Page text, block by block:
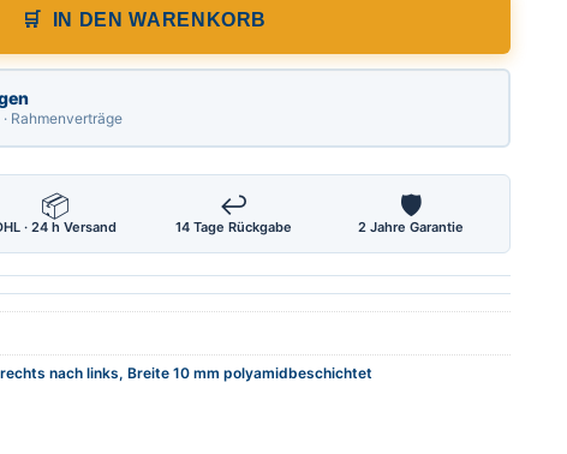
IN DEN WARENKORB
Rahmenverträge
📦
· 24 h Versand
↩
14 Tage Rückgabe
🛡
2 Jahre Garantie
nach links, Breite 10 mm polyamidbeschichtet